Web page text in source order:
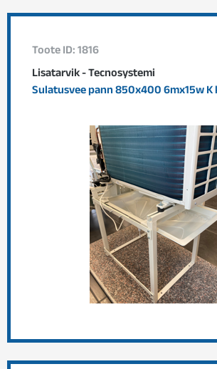
Toote ID: 1816
Lisatarvik - Tecnosystemi
Sulatusvee pann 850x400 6mx15w K